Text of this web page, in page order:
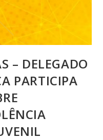
– DELEGADO
PARTICIPA